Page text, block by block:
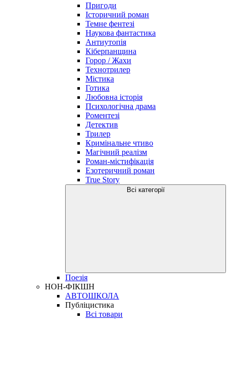
Пригоди
Історичний роман
Темне фентезі
Наукова фантастика
Антиутопія
Кіберпанщина
Горор / Жахи
Технотрилер
Містика
Готика
Любовна історія
Психологічна драма
Роментезі
Детектив
Трилер
Кримінальне чтиво
Магічний реалізм
Роман-містифікація
Езотеричний роман
True Story
Всі категорії
Поезія
НОН-ФІКШН
АВТОШКОЛА
Публіцистика
Всі товари